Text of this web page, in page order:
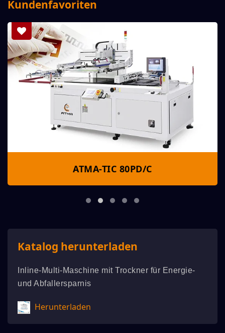
Kundenfavoriten
ATMA-TIC 80PD/C
Katalog herunterladen
Inline-Multi-Maschine mit Trockner für Energie-
und Abfallersparnis
Herunterladen